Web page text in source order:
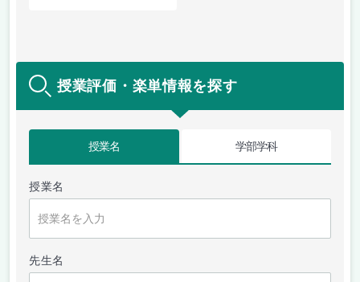
授業評価・楽単情報を探す
授業名 学部学科
授業名
先生名